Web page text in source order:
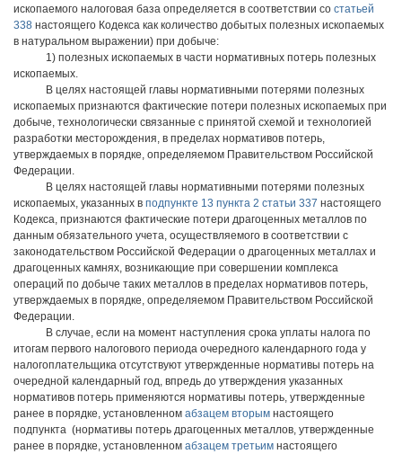
ископаемого налоговая база определяется в соответствии со статьей
338 настоящего Кодекса как количество добытых полезных ископаемых
в натуральном выражении) при добыче:
1) полезных ископаемых в части нормативных потерь полезных
ископаемых.
В целях настоящей главы нормативными потерями полезных
ископаемых признаются фактические потери полезных ископаемых при
добыче, технологически связанные с принятой схемой и технологией
разработки месторождения, в пределах нормативов потерь,
утверждаемых в порядке, определяемом Правительством Российской
Федерации.
В целях настоящей главы нормативными потерями полезных
ископаемых, указанных в подпункте 13 пункта 2 статьи 337 настоящего
Кодекса, признаются фактические потери драгоценных металлов по
данным обязательного учета, осуществляемого в соответствии с
законодательством Российской Федерации о драгоценных металлах и
драгоценных камнях, возникающие при совершении комплекса
операций по добыче таких металлов в пределах нормативов потерь,
утверждаемых в порядке, определяемом Правительством Российской
Федерации.
В случае, если на момент наступления срока уплаты налога по
итогам первого налогового периода очередного календарного года у
налогоплательщика отсутствуют утвержденные нормативы потерь на
очередной календарный год, впредь до утверждения указанных
нормативов потерь применяются нормативы потерь, утвержденные
ранее в порядке, установленном абзацем вторым настоящего
подпункта (нормативы потерь драгоценных металлов, утвержденные
ранее в порядке, установленном абзацем третьим настоящего